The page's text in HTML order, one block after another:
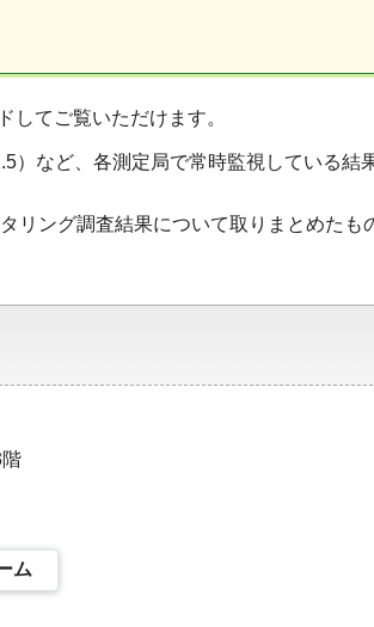
してご覧いただけます。
）など、各測定局で常時監視している結
リング調査結果について取りまとめたも
ム